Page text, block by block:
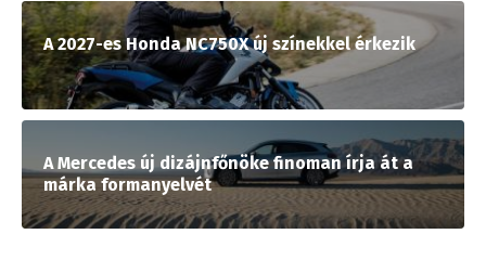
A 2027-es Honda NC750X új színekkel érkezik
A Mercedes új dizájnfőnöke finoman írja át a
márka formanyelvét